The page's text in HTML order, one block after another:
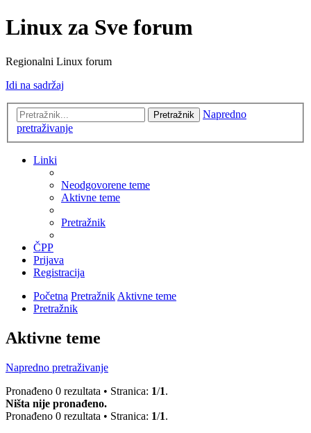
Linux za Sve forum
Regionalni Linux forum
Idi na sadržaj
Pretražnik
Napredno
pretraživanje
Linki
Neodgovorene teme
Aktivne teme
Pretražnik
ČPP
Prijava
Registracija
Početna PretražnikAktivne teme
Pretražnik
Aktivne teme
Napredno pretraživanje
Pronađeno 0 rezultata • Stranica: 1/1.
Ništa nije pronađeno.
Pronađeno 0 rezultata • Stranica: 1/1.